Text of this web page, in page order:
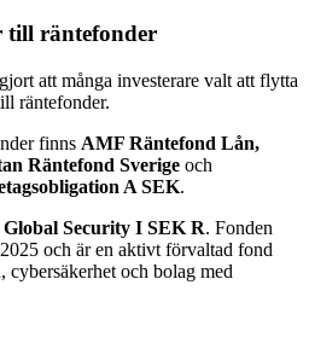
till räntefonder
att många investerare valt att flytta
räntefonder.
finns AMF Räntefond Lån,
Räntefond Sverige och
A SEK.
Global Security I SEK R. Fonden
och är en aktivt förvaltad fond
och bolag med